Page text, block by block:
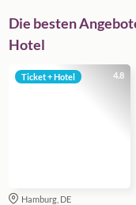
Die besten
Hotel
4.8
Ticket + Hotel
Hamburg, DE